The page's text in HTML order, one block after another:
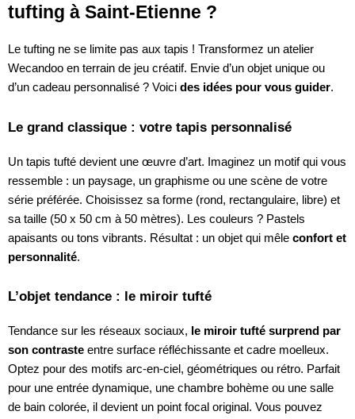
tufting à Saint-Etienne ?
Le tufting ne se limite pas aux tapis ! Transformez un atelier
Wecandoo en terrain de jeu créatif. Envie d’un objet unique ou
d’un cadeau personnalisé ? Voici des idées pour vous guider.
Le grand classique : votre tapis personnalisé
Un tapis tufté devient une œuvre d’art. Imaginez un motif qui vous
ressemble : un paysage, un graphisme ou une scène de votre
série préférée. Choisissez sa forme (rond, rectangulaire, libre) et
sa taille (50 x 50 cm à 50 mètres). Les couleurs ? Pastels
apaisants ou tons vibrants. Résultat : un objet qui mêle confort et
personnalité.
L’objet tendance : le miroir tufté
Tendance sur les réseaux sociaux, le miroir tufté surprend par
son contraste entre surface réfléchissante et cadre moelleux.
Optez pour des motifs arc-en-ciel, géométriques ou rétro. Parfait
pour une entrée dynamique, une chambre bohème ou une salle
de bain colorée, il devient un point focal original. Vous pouvez